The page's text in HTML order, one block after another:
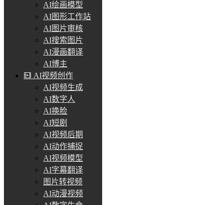
AI绘画模型
AI图形工作站
AI图片审核
AI搜索图片
AI漫画翻译
AI博主
AI视频创作
AI视频生成
AI数字人
AI换脸
AI短剧
AI视频后期
AI动作捕捉
AI视频模型
AI字幕翻译
图片转视频
AI动漫视频